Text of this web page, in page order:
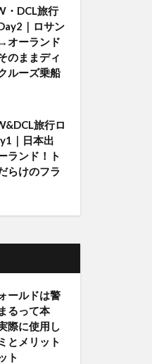
・DCL旅行
｜ロサン
オーランド
のままディ
ルーズ乗船
旅行ロ
｜日本出
ランド！ト
らけのフラ
ールドは警
るって本
際に使用し
とメリット
ト